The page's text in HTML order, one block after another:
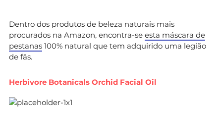
Dentro dos produtos de beleza naturais mais
procurados na Amazon, encontra-se esta máscara de
pestanas 100% natural que tem adquirido uma legião
de fãs.
Herbivore Botanicals Orchid Facial Oil